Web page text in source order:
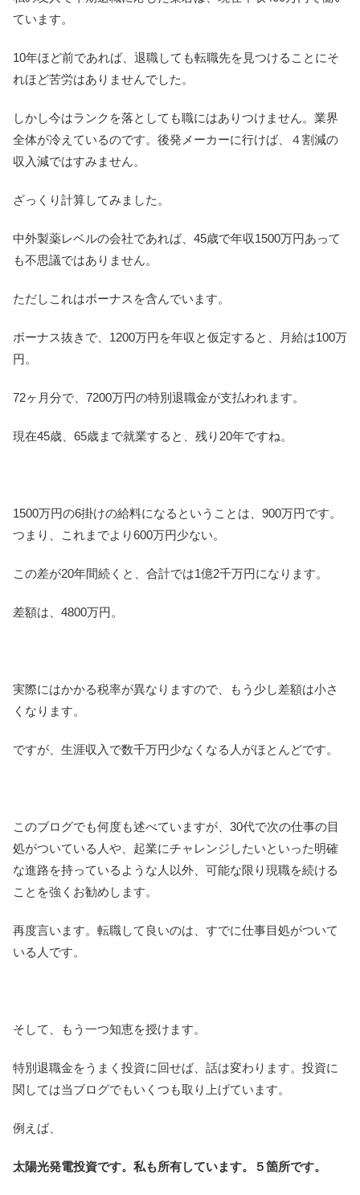
ています。
10年ほど前であれば、退職しても転職先を見つけることにそ
れほど苦労はありませんでした。
しかし今はランクを落としても職にはありつけません。業界
全体が冷えているのです。後発メーカーに行けば、４割減の
収入減ではすみません。
ざっくり計算してみました。
中外製薬レベルの会社であれば、45歳で年収1500万円あって
も不思議ではありません。
ただしこれはボーナスを含んでいます。
ボーナス抜きで、1200万円を年収と仮定すると、月給は100万
円。
72ヶ月分で、7200万円の特別退職金が支払われます。
現在45歳、65歳まで就業すると、残り20年ですね。
1500万円の6掛けの給料になるということは、900万円です。
つまり、これまでより600万円少ない。
この差が20年間続くと、合計では1億2千万円になります。
差額は、4800万円。
実際にはかかる税率が異なりますので、もう少し差額は小さ
くなります。
ですが、生涯収入で数千万円少なくなる人がほとんどです。
このブログでも何度も述べていますが、30代で次の仕事の目
処がついている人や、起業にチャレンジしたいといった明確
な進路を持っているような人以外、可能な限り現職を続ける
ことを強くお勧めします。
再度言います。転職して良いのは、すでに仕事目処がついて
いる人です。
そして、もう一つ知恵を授けます。
特別退職金をうまく投資に回せば、話は変わります。投資に
関しては当ブログでもいくつも取り上げています。
例えば、
太陽光発電投資です。私も所有しています。５箇所です。